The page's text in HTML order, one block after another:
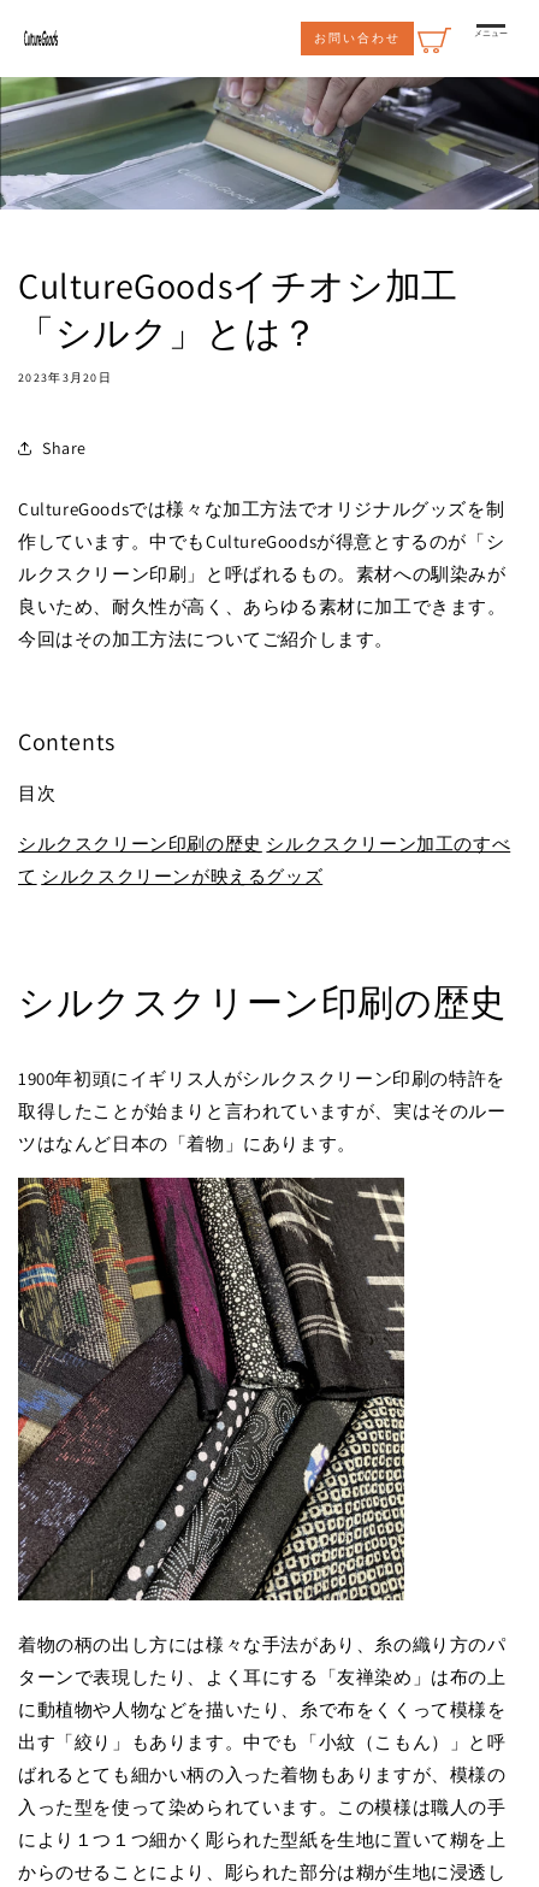
ンツに
進む
お問い合わせ メニュー
CultureGoodsイチオシ加工
「シルク」とは？
2023年3月20日
Share
CultureGoodsでは様々な加工方法でオリジナルグッズを制
作しています。中でもCultureGoodsが得意とするのが「シ
ルクスクリーン印刷」と呼ばれるもの。素材への馴染みが
良いため、耐久性が高く、あらゆる素材に加工できます。
今回はその加工方法についてご紹介します。
Contents
目次
シルクスクリーン印刷の歴史 シルクスクリーン加工のすべ
て シルクスクリーンが映えるグッズ
シルクスクリーン印刷の歴史
1900年初頭にイギリス人がシルクスクリーン印刷の特許を
取得したことが始まりと言われていますが、実はそのルー
ツはなんど日本の「着物」にあります。
着物の柄の出し方には様々な手法があり、糸の織り方のパ
ターンで表現したり、よく耳にする「友禅染め」は布の上
に動植物や人物などを描いたり、糸で布をくくって模様を
出す「絞り」もあります。中でも「小紋（こもん）」と呼
ばれるとても細かい柄の入った着物もありますが、模様の
入った型を使って染められています。この模様は職人の手
により１つ１つ細かく彫られた型紙を生地に置いて糊を上
からのせることにより、彫られた部分は糊が生地に浸透し